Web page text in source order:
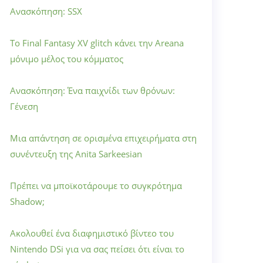
Ανασκόπηση: SSX
Το Final Fantasy XV glitch κάνει την Areana
μόνιμο μέλος του κόμματος
Ανασκόπηση: Ένα παιχνίδι των θρόνων:
Γένεση
Μια απάντηση σε ορισμένα επιχειρήματα στη
συνέντευξη της Anita Sarkeesian
Πρέπει να μποϊκοτάρουμε το συγκρότημα
Shadow;
Ακολουθεί ένα διαφημιστικό βίντεο του
Nintendo DSi για να σας πείσει ότι είναι το